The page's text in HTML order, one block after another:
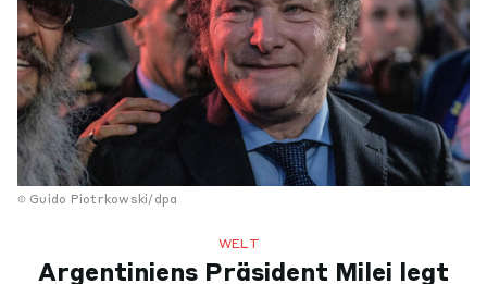
Guido Piotrkowski/dpa
WELT
Argentiniens Präsident Milei legt